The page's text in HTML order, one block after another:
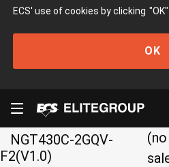
ECS' use of cookies by clicking "OK"
OK
NGT430C-2GQV-
F2(V1.0)